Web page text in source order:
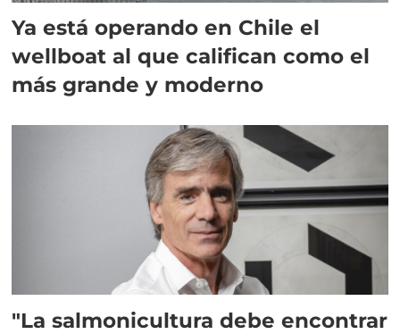
Ya está operando en Chile el
wellboat al que califican como el
más grande y moderno
"La salmonicultura debe encontrar